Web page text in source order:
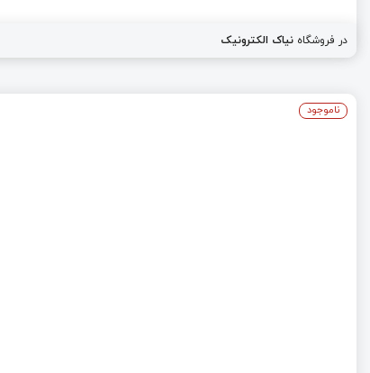
در فروشگاه نیاک الکترونیک
ناموجود